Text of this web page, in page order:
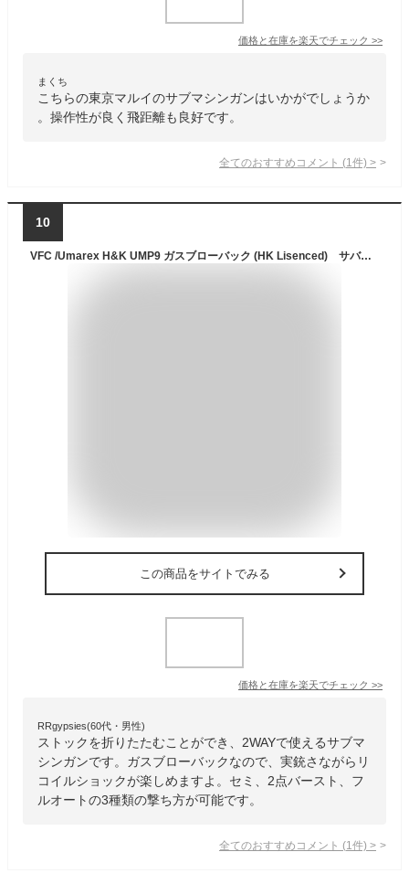
価格と在庫を楽天でチェック >>
まくち
こちらの東京マルイのサブマシンガンはいかがでしょうか
。操作性が良く飛距離も良好です。
全てのおすすめコメント (1 件) >
10
VFC /Umarex H&K UMP9 ガスブローバック (HK Lisenced) サバゲー,サバイバルゲーム,ミリタリー
この商品をサイトでみる
価格と在庫を楽天でチェック >>
RRgypsies(60代・男性)
ストックを折りたたむことができ、2WAYで使えるサブマ
シンガンです。ガスブローバックなので、実銃さながらリ
コイルショックが楽しめますよ。セミ、2点バースト、フ
ルオートの3種類の撃ち方が可能です。
全てのおすすめコメント (1 件) >